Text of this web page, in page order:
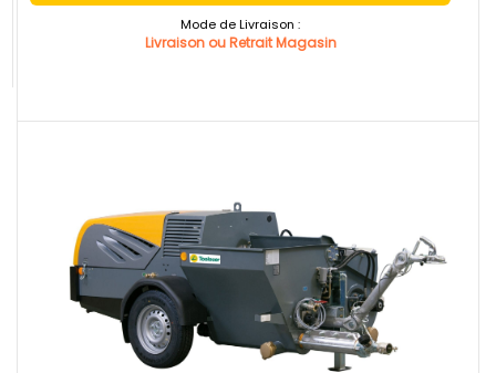
Mode de Livraison :
Livraison ou Retrait Magasin